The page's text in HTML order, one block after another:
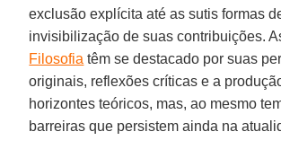
exclusão explícita até as sutis formas
invisibilização de suas contribuições.
Filosofia têm se destacado por suas
originais, reflexões críticas e a
horizontes teóricos, mas, ao mesmo
barreiras que persistem ainda na